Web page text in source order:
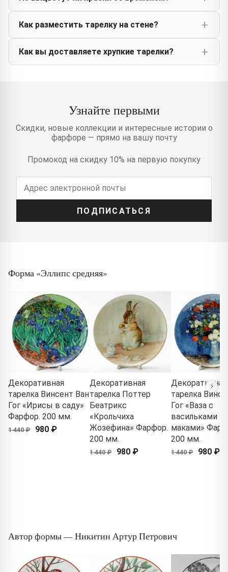
Как разместить тарелку на стене?
Как вы доставляете хрупкие тарелки?
Узнайте первыми
Скидки, новые коллекции и интересные истории о
фарфоре — прямо на вашу почту
Промокод на скидку 10% на первую покупку
ПОДПИСАТЬСЯ
Форма «Эллипс средняя»
Декоративная
тарелка Винсент Ван
Гог «Ирисы в саду»
Фарфор. 200 мм.
1 440 ₽ 980 ₽
Декоративная
тарелка Поттер
Беатрикс
«Крольчиха
Жозефина» Фарфор.
200 мм.
1 440 ₽ 980 ₽
Декоративная
тарелка
Гог «Ваза с
васильками и
маками»
200 мм.
1 440 ₽ 980 ₽
Автор формы — Никитин Артур Петрович